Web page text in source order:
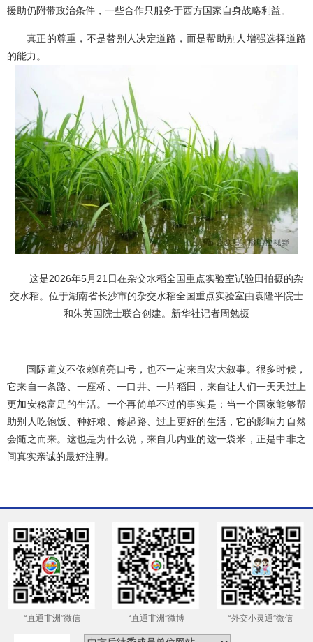
援助仍附带政治条件，一些合作只服务于西方国家自身战略利益。
真正的尊重，不是替别人决定道路，而是帮助别人增强选择道路
的能力。
这是2026年5月21日在杂交水稻全国重点实验室试验田拍摄的杂
交水稻。位于湖南省长沙市的杂交水稻全国重点实验室由袁隆平院士
和朱英国院士联合创建。新华社记者周勉摄
国际道义不依赖响亮口号，也不一定来自宏大叙事。很多时候，
它来自一条路、一座桥、一口井、一片稻田，来自让人们一天天过上
更加安稳富足的生活。一个再简单不过的事实是：当一个国家能够帮
助别人吃饱饭、种好粮、修起路、过上更好的生活，它的影响力自然
会随之而来。这也是为什么说，来自几内亚的这一袋米，正是中非之
间真实亲诚的最好注脚。
“直通非洲”微信 “直通非洲”微博 “外交小灵通”微信